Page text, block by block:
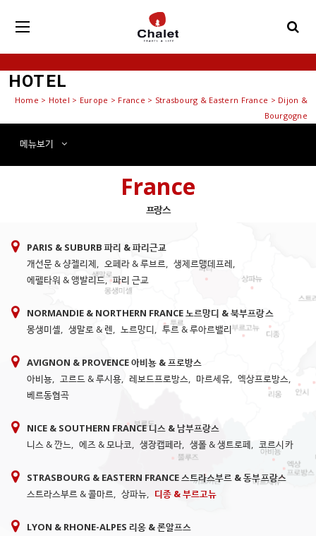
HOTEL
Home > Hotel > Europe > France > Strasbourg & Eastern France > Dijon &
Bourgogne
메뉴보기
프랑스
France
PARIS & SUBURB 파리 & 파리근교
개선문 & 샹젤리제, 오페라 & 루브르, 생제르맹데프레,
에펠타워 & 앵발리드, 파리 근교
NORMANDIE & NORTHERN FRANCE 노르망디 & 북부프랑스
몽생미셸, 생말로 & 렌, 노르망디, 투르 & 루아르밸리
AVIGNON & PROVENCE 아비뇽 & 프로방스
아비뇽, 고르드 & 루시용, 레보드프로방스, 마르세유, 엑상프로방스,
베르동협곡
NICE & SOUTHERN FRANCE 니스 & 남부프랑스
니스 & 깐느, 에즈 & 모나코, 생장캡페라, 생폴 & 생트로페, 코르시카
STRASBOURG & EASTERN FRANCE 스트라스부르 & 동부프랑스
스트라스부르 & 콜마르, 상파뉴, 디종 & 부르고뉴
LYON & RHONE-ALPES 리옹 & 론알프스